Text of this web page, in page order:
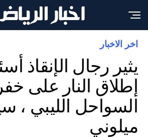
اخر الاخبار
يثير رجال الإنقاذ
إطلاق النار على خفر
السواحل الليبي ،
ميلوني